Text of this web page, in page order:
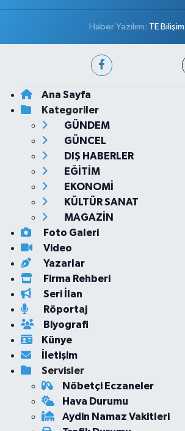
Haber Yazılımı: TE Bilişim
Ana Sayfa
Kategoriler
GÜNDEM
GÜNCEL
DIŞ HABERLER
EĞİTİM
EKONOMİ
KÜLTÜR SANAT
MAGAZİN
Foto Galeri
Video
Yazarlar
Firma Rehberi
Seri İlan
Röportaj
Biyografi
Künye
İletişim
Servisler
Nöbetçi Eczaneler
Hava Durumu
Aydin Namaz Vakitleri